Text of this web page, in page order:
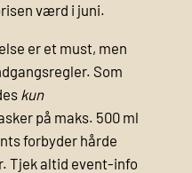
værd i juni.
er et must, men
Som
kun
på maks. 500 ml
forbyder hårde
Tjek altid event-info